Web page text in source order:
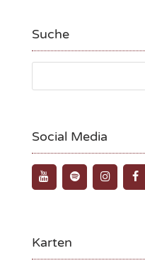
Suche
Social Media
Karten